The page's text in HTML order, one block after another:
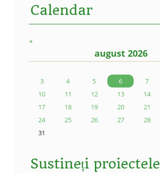
Calendar
«
august 2026
3
4 5 6 7
10
11 12 13 14
17
18 19 20 21
24
25 26 27 28
31
Sustineți proiectele